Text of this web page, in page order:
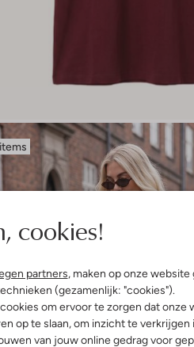
cookies!
partners, maken op onze
(gezamenlijk: "cookies").
om ervoor te zorgen dat onze
op te slaan, om inzicht te
van jouw online gedrag voor